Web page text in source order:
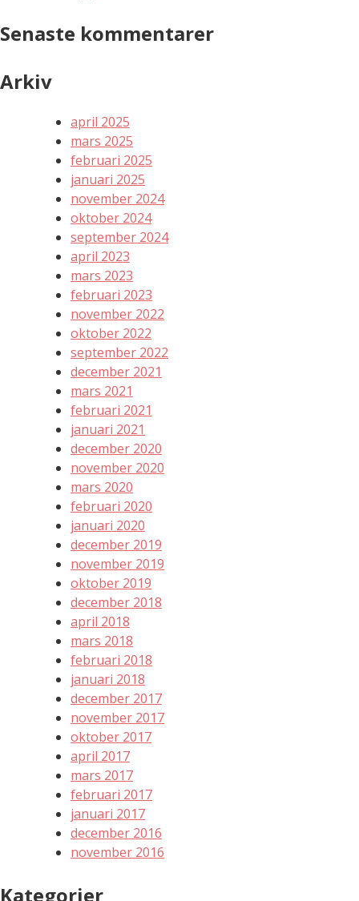
Senaste kommentarer
Arkiv
april 2025
mars 2025
februari 2025
januari 2025
november 2024
oktober 2024
september 2024
april 2023
mars 2023
februari 2023
november 2022
oktober 2022
september 2022
december 2021
mars 2021
februari 2021
januari 2021
december 2020
november 2020
mars 2020
februari 2020
januari 2020
december 2019
november 2019
oktober 2019
december 2018
april 2018
mars 2018
februari 2018
januari 2018
december 2017
november 2017
oktober 2017
april 2017
mars 2017
februari 2017
januari 2017
december 2016
november 2016
Kategorier